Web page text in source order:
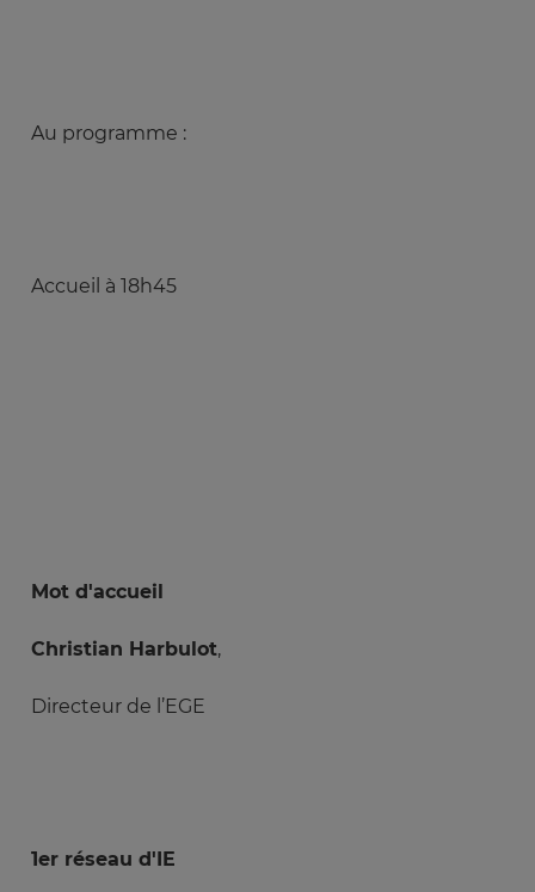
Au programme :
Accueil à 18h45
Mot d'accueil
Christian Harbulot,
Directeur de l’EGE
1er réseau d'IE